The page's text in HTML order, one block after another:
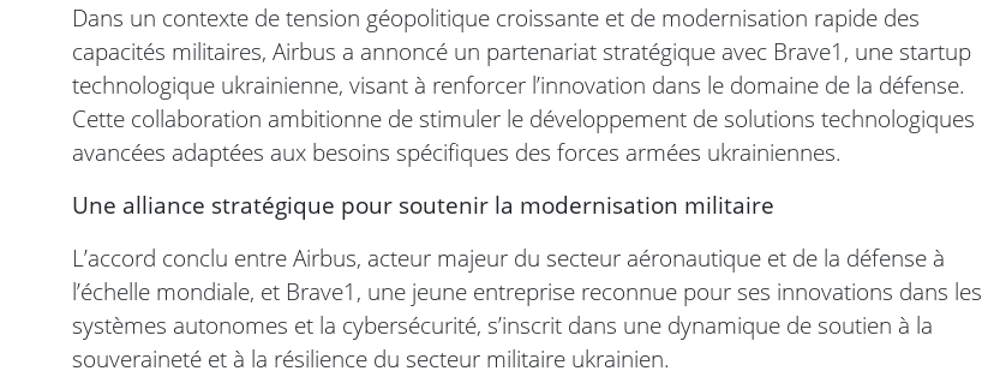
Dans un contexte de tension géopolitique croissante et de modernisation rapide des
capacités militaires, Airbus a annoncé un partenariat stratégique avec Brave1, une startup
technologique ukrainienne, visant à renforcer l’innovation dans le domaine de la défense.
Cette collaboration ambitionne de stimuler le développement de solutions technologiques
avancées adaptées aux besoins spécifiques des forces armées ukrainiennes.
Une alliance stratégique pour soutenir la modernisation militaire
L’accord conclu entre Airbus, acteur majeur du secteur aéronautique et de la défense à
l’échelle mondiale, et Brave1, une jeune entreprise reconnue pour ses innovations dans les
systèmes autonomes et la cybersécurité, s’inscrit dans une dynamique de soutien à la
souveraineté et à la résilience du secteur militaire ukrainien.